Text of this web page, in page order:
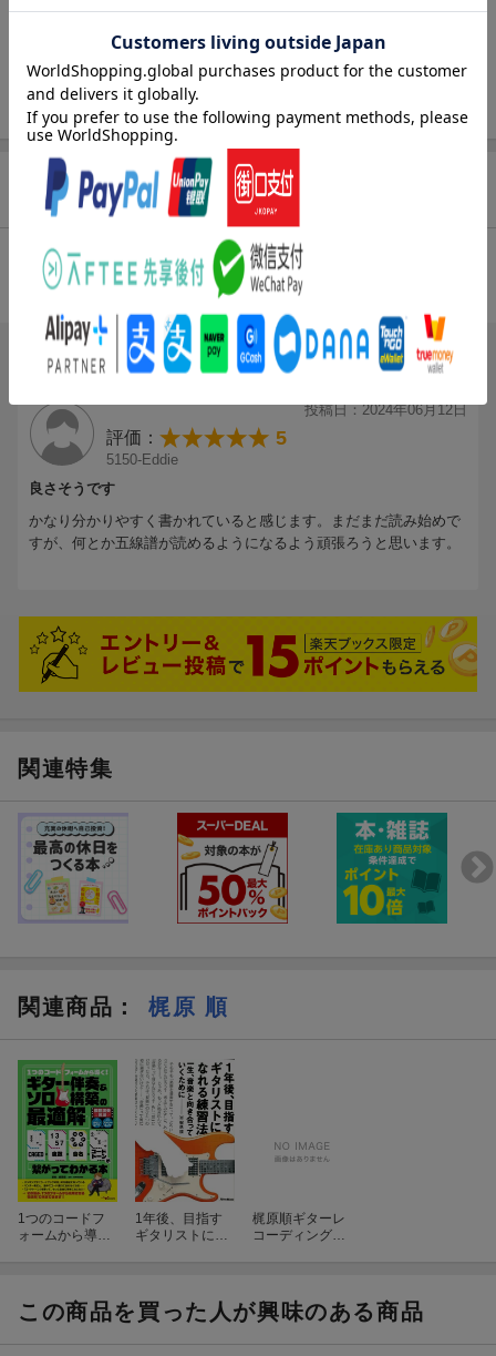
しかも指板上の音名や度数、それぞれの音の関係まで分かるよう
・・いや、分かっちゃいるけど・・という方に、こっそりコンプ
レックスを切り抜けるチャンスです！後回しにしがちな内容だか
らこそ、忙しい社会人にも続けやすいと大好評の「1日5分」シリ
ーズで！無理のない難易度設定と、
取り組みやすい小節数で、読譜初心者が安心して挑戦できる構
成。見やすさにも定評があります。
動画付きで安心！「この音で合っている？」と自信のない部分を
実際の演奏を見て確認ができます。
ゴールはCメジャー・キー＆臨時記号まで！教則本難民を救う難易
度設定で、最後までやりきった達成感を味わおう！
商品レビュー（1件）
総合評価：
条件に満たないため、評価は表示できません。
ブックスのレビュー（1件）
投稿日：2024年06月12日
評価： 5
5150-Eddie
良さそうです
かなり分かりやすく書かれていると感じます。まだまだ読み始めで
すが、何とか五線譜が読めるようになるよう頑張ろうと思います。
関連特集
関連商品 ： 梶原 順
1つのコードフ
ォームから導
度数×音名×コー
ドトーンが繋が
1年後、目指す
ギタリストにな
梶原順ギターレ
コーディングの
この商品を買った人が興味のある商品